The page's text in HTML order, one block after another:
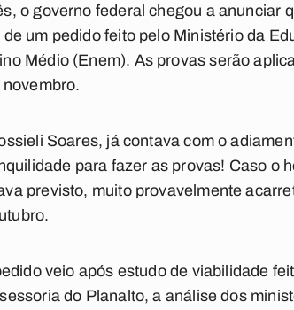
o governo federal chegou a anunciar
um pedido feito pelo Ministério da
Médio (Enem). As provas serão
Soares, já contava com o
para fazer as provas! Caso o
previsto, muito provavelmente
veio após estudo de viabilidade
do Planalto, a análise dos